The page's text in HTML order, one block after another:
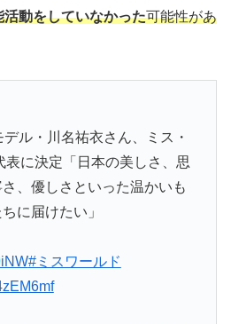
動をしていなかった可能性があ
ル・川名祐衣さん、ミス・
表に決定「日本の美しさ、思
、優しさといった温かいも
に届けたい」
#ミスワールド